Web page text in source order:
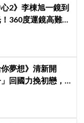
2》李棟旭一鏡到
360度運鏡高難度
夢想》清新開
回國力挽初戀，